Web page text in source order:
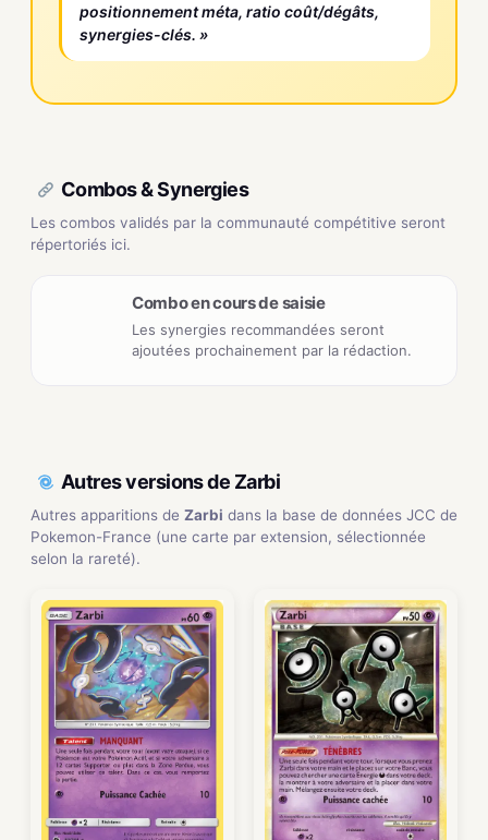
positionnement méta, ratio coût/dégâts,
synergies-clés. »
Combos & Synergies
Les combos validés par la communauté compétitive seront
répertoriés ici.
Combo en cours de saisie
Les synergies recommandées seront
ajoutées prochainement par la rédaction.
Autres versions de Zarbi
Autres apparitions de Zarbi dans la base de données JCC de
Pokemon-France (une carte par extension, sélectionnée
selon la rareté).